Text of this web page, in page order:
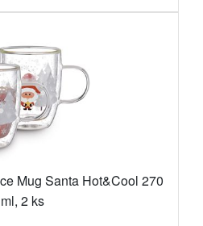
Mug Santa Hot&Cool 270
ml, 2 ks